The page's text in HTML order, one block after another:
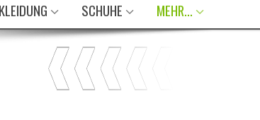
SCHUHE MEHR...